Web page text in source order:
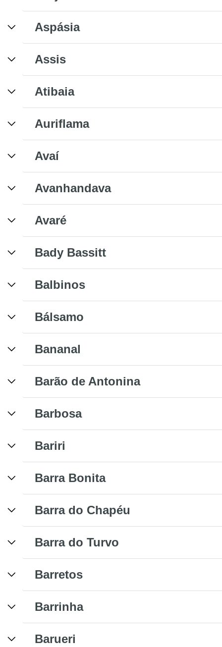
Aspásia
Assis
Atibaia
Auriflama
Avaí
Avanhandava
Avaré
Bady Bassitt
Balbinos
Bálsamo
Bananal
Barão de Antonina
Barbosa
Bariri
Barra Bonita
Barra do Chapéu
Barra do Turvo
Barretos
Barrinha
Barueri